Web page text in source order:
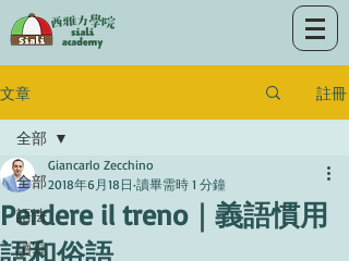
文章 註冊
全部
語法
讀寫
全部
Perdere il treno｜義語慣用
語和俗語
Giancarlo Zecchino
2018年6月18日 讀畢需時 1 分鐘